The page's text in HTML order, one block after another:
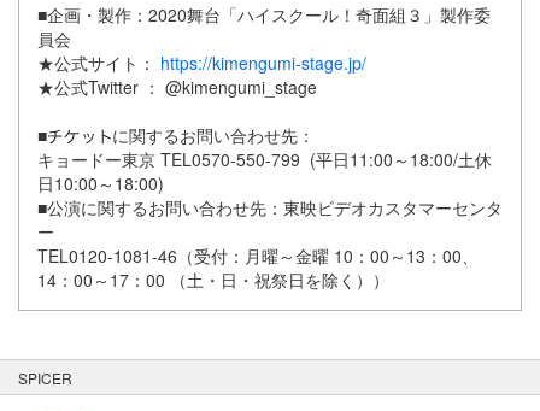
■企画・製作：2020舞台「ハイスクール！奇面組３」製作委
員会
★公式サイト： https://kimengumi-stage.jp/
★公式Twitter ： @kimengumi_stage
■
に関するお問い合わせ先：
キョードー東京 TEL0570-550-799 (平日11:00～18:00/土休
日10:00～18:00)
■公演に関するお問い合わせ先：東映ビデオカスタマーセンタ
ー
TEL0120-1081-46（受付：月曜～金曜 10：00～13：00、
14：00～17：00 （土・日・祝祭日を除く））
SPICER